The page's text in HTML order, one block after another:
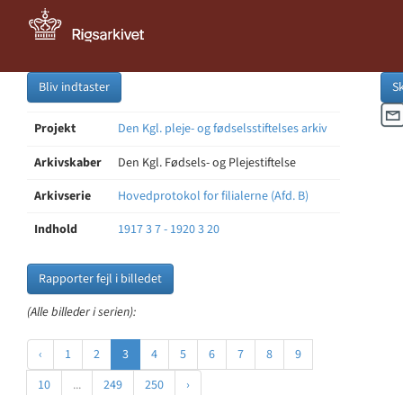
Bliv indtaster
Projekt
Den Kgl. pleje- og fødselsstiftelses arkiv
Arkivskaber
Den Kgl. Fødsels- og Plejestiftelse
Arkivserie
Hovedprotokol for filialerne (Afd. B)
Indhold
1917 3 7 - 1920 3 20
Rapporter fejl i billedet
(Alle billeder i serien):
‹ 1 2 3 4 5 6 7 8
9
10
... 249 250 ›